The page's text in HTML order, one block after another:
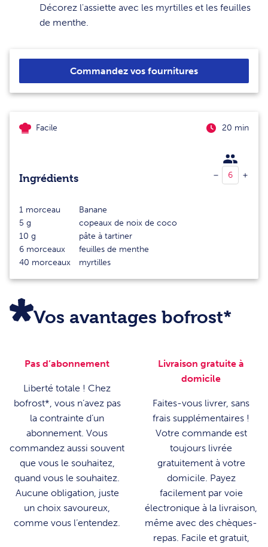
Décorez l'assiette avec les myrtilles et les feuilles
de menthe.
Commandez vos fournitures
Facile 20 min
Ingrédients
1 morceau
Banane
5 g
copeaux de noix de coco
10 g
pâte à tartiner
6 morceaux
feuilles de menthe
40 morceaux myrtilles
Vos avantages bofrost*
Pas d’abonnement
Liberté totale ! Chez
bofrost*, vous n’avez pas
la contrainte d’un
abonnement. Vous
commandez aussi souvent
que vous le souhaitez,
quand vous le souhaitez.
Aucune obligation, juste
un choix savoureux,
comme vous l’entendez.
Livraison gratuite à
domicile
Faites-vous livrer, sans
frais supplémentaires !
Votre commande est
toujours livrée
gratuitement à votre
domicile. Payez
facilement par voie
électronique à la livraison,
même avec des chèques-
repas. Facile et gratuit,